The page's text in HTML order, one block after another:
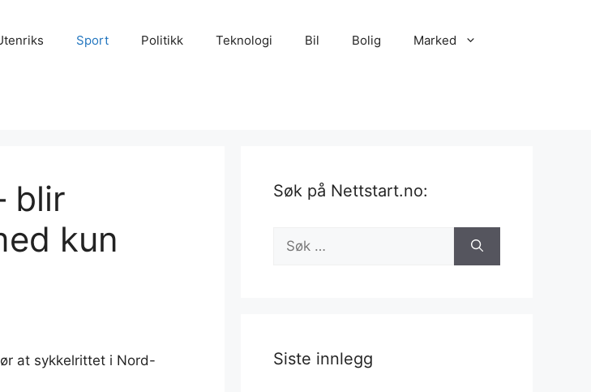
Sport Politikk Teknologi Bil Bolig Marked
blir
kun
at sykkelrittet i Nord-
Søk på Nettstart.no:
Søk
etter:
Siste innlegg